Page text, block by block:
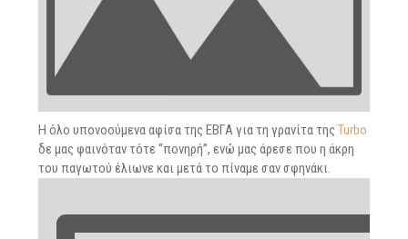
Η όλο υπονοούμενα αφίσα της ΕΒΓΑ για τη γρανίτα της Turbo
δε μας φαινόταν τότε “πονηρή”, ενώ μας άρεσε που η άκρη
του παγωτού έλιωνε και μετά το πίναμε σαν σφηνάκι.